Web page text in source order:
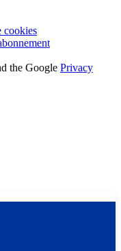
cookies
the Google Privacy